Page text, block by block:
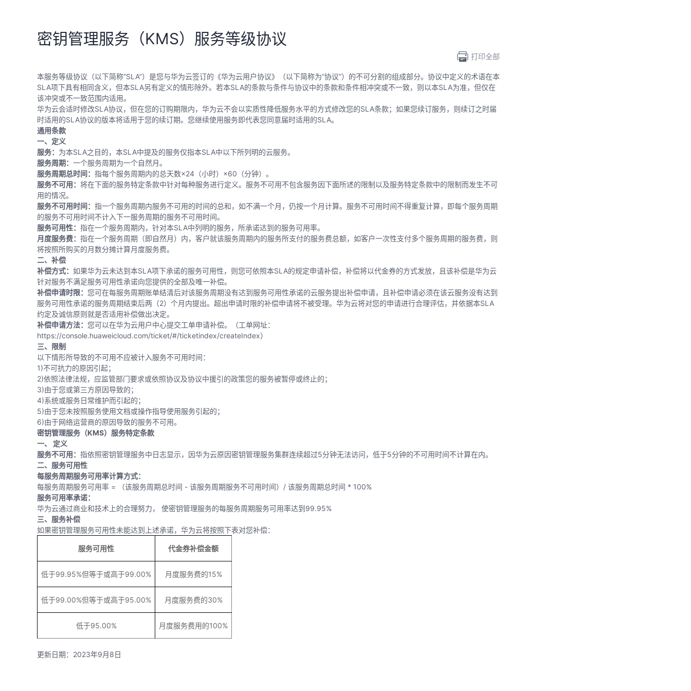
密钥管理服务（KMS）服务等级协议
打印全部
本服务等级协议（以下简称“SLA”）是您与华为云签订的《华为云用户协议》（以下简称为“协议”）的不可分割的组成部分。协议中定义的术语在本
SLA项下具有相同含义，但本SLA另有定义的情形除外。若本SLA的条款与条件与协议中的条款和条件相冲突或不一致，则以本SLA为准，但仅在
该冲突或不一致范围内适用。
华为云会适时修改SLA协议，但在您的订购期限内，华为云不会以实质性降低服务水平的方式修改您的SLA条款；如果您续订服务，则续订之时届
时适用的SLA协议的版本将适用于您的续订期。您继续使用服务即代表您同意届时适用的SLA。
通用条款
一、定义
服务： 为本SLA之目的，本SLA中提及的服务仅指本SLA中以下所列明的云服务。
服务周期： 一个服务周期为一个自然月。
服务周期总时间： 指每个服务周期内的总天数×24（小时）×60（分钟）。
服务不可用： 将在下面的服务特定条款中针对每种服务进行定义。服务不可用不包含服务因下面所述的限制以及服务特定条款中的限制而发生不可
用的情况。
服务不可用时间： 指一个服务周期内服务不可用的时间的总和，如不满一个月，仍按一个月计算。服务不可用时间不得重复计算，即每个服务周期
的服务不可用时间不计入下一服务周期的服务不可用时间。
服务可用性： 指在一个服务周期内，针对本SLA中列明的服务，所承诺达到的服务可用率。
月度服务费： 指在一个服务周期（即自然月）内，客户就该服务周期内的服务所支付的服务费总额，如客户一次性支付多个服务周期的服务费，则
将按照所购买的月数分摊计算月度服务费。
二、补偿
补偿方式： 如果华为云未达到本SLA项下承诺的服务可用性，则您可依照本SLA的规定申请补偿，补偿将以代金券的方式发放，且该补偿是华为云
针对服务不满足服务可用性承诺向您提供的全部及唯一补偿。
补偿申请时限： 您可在每服务周期账单结清后对该服务周期没有达到服务可用性承诺的云服务提出补偿申请，且补偿申请必须在该云服务没有达到
服务可用性承诺的服务周期结束后两（2）个月内提出。超出申请时限的补偿申请将不被受理。华为云将对您的申请进行合理评估，并依据本SLA
约定及诚信原则就是否适用补偿做出决定。
补偿申请方法： 您可以在华为云用户中心提交工单申请补偿。（工单网址：
https://console.huaweicloud.com/ticket/#/ticketindex/createIndex）
三、限制
以下情形所导致的不可用不应被计入服务不可用时间：
1)不可抗力的原因引起；
2)依照法律法规，应监管部门要求或依照协议及协议中援引的政策您的服务被暂停或终止的；
3)由于您或第三方原因导致的；
4)系统或服务日常维护而引起的；
5)由于您未按照服务使用文档或操作指导使用服务引起的；
6)由于网络运营商的原因导致的服务不可用。
密钥管理服务（KMS）服务特定条款
一、 定义
服务不可用： 指依照密钥管理服务中日志显示，因华为云原因密钥管理服务集群连续超过5分钟无法访问，低于5分钟的不可用时间不计算在内。
二、服务可用性
每服务周期服务可用率计算方式：
每服务周期服务可用率 = （该服务周期总时间 - 该服务周期服务不可用时间）/ 该服务周期总时间 * 100%
服务可用率承诺：
华为云通过商业和技术上的合理努力， 使密钥管理服务的每服务周期服务可用率达到99.95%
三、服务补偿
如果密钥管理服务可用性未能达到上述承诺，华为云将按照下表对您补偿：
服务可用性 代金券补偿金额
低于99.95%但等于或高于99.00% 月度服务费的15%
低于99.00%但等于或高于95.00% 月度服务费的30%
低于95.00% 月度服务费用的100%
更新日期：2023年9月8日